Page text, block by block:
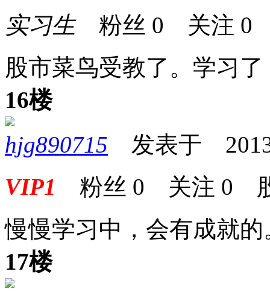
实习生粉丝 0 关注 0
股市菜鸟受教了。学习了
16楼
hjg890715 发表于
VIP1
粉丝 0 关注 0
慢慢学习中，会有成就的
17楼